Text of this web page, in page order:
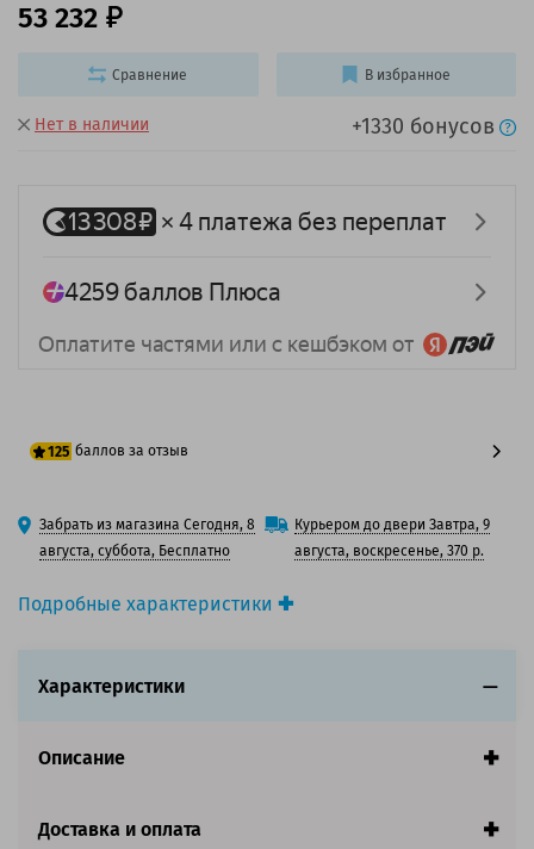
Подробные характеристики
Вид товара:Картридж лазерный
Ресурс:10 000 страниц формата А4 при 5%
Совместим с аппаратами
Нет в наличии +1330 бонусов
53 232
125 баллов за отзыв
100 баллов
125 баллов
Забрать из магазина Сегодня, 8
августа, суббота, Бесплатно
Курьером до двери Завтра, 9
августа, воскресенье, 370 р.
Сравнение В избранное
Характеристики
Описание
Доставка и оплата